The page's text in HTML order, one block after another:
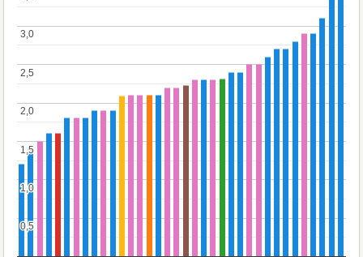
0,5
0,5
1,0
1,0
1,5
1,5
2,0
2,0
2,5
2,5
3,0
3,0